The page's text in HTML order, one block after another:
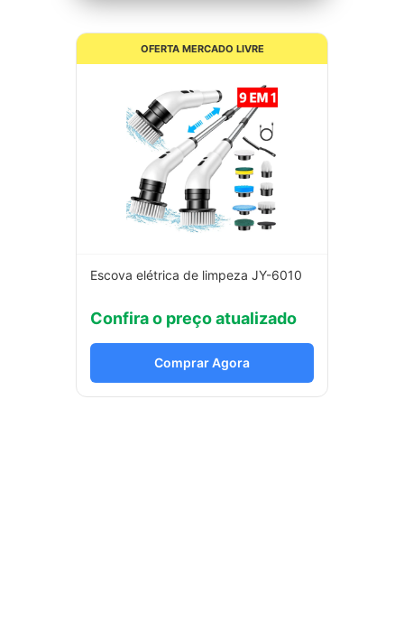
OFERTA MERCADO LIVRE
Escova elétrica de limpeza JY-6010
Confira o preço atualizado
Comprar Agora